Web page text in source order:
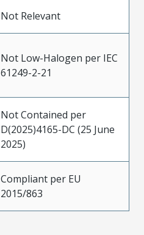
Not Relevant
Not Low-Halogen per IEC
61249-2-21
Not Contained per
D(2025)4165-DC (25 June
2025)
Compliant per EU
2015/863